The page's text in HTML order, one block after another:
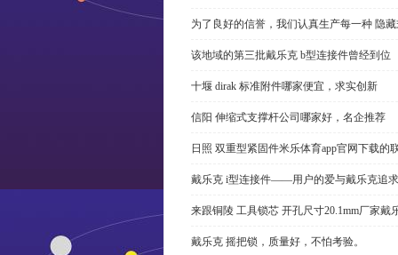
为了良好的信誉，我们认真生产每一种 隐
该地域的第三批戴乐克 b型连接件曾经到位
十堰 dirak 标准附件哪家便宜，求实创新
信阳 伸缩式支撑杆公司哪家好，名企推荐
日照 双重型紧固件米乐体育app官网下载的
戴乐克 i型连接件——用户的爱与戴乐克追求
来跟铜陵 工具锁芯 开孔尺寸20.1mm厂家
戴乐克 摇把锁，质量好，不怕考验。